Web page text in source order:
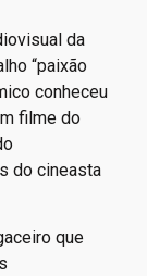
da
“paixão
conheceu
filme do
do cineasta
que